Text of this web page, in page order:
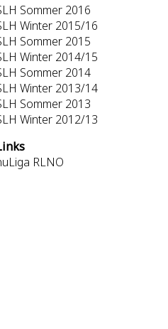
Sommer 2016
Winter 2015/16
Sommer 2015
Winter 2014/15
Sommer 2014
Winter 2013/14
Sommer 2013
Winter 2012/13
RLNO